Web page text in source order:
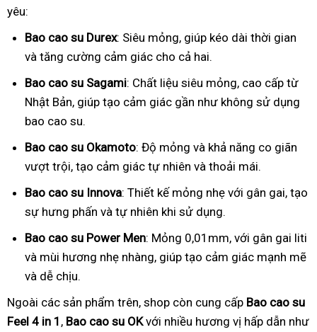
yêu:
Bao cao su Durex: Siêu mỏng, giúp kéo dài thời gian
và tăng cường cảm giác cho cả hai.
Bao cao su Sagami: Chất liệu siêu mỏng, cao cấp từ
Nhật Bản, giúp tạo cảm giác gần như không sử dụng
bao cao su.
Bao cao su Okamoto: Độ mỏng và khả năng co giãn
vượt trội, tạo cảm giác tự nhiên và thoải mái.
Bao cao su Innova: Thiết kế mỏng nhẹ với gân gai, tạo
sự hưng phấn và tự nhiên khi sử dụng.
Bao cao su Power Men: Mỏng 0,01mm, với gân gai liti
và mùi hương nhẹ nhàng, giúp tạo cảm giác mạnh mẽ
và dễ chịu.
Ngoài các sản phẩm trên, shop còn cung cấp Bao cao su
Feel 4 in 1 , Bao cao su OKvới nhiều hương vị hấp dẫn như